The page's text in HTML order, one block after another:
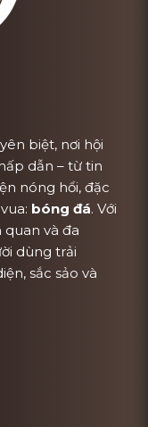
biệt, nơi hội
dẫn – từ tin
nóng hổi, đặc
bóng đá. Với
và đa
dùng trải
sắc sảo và